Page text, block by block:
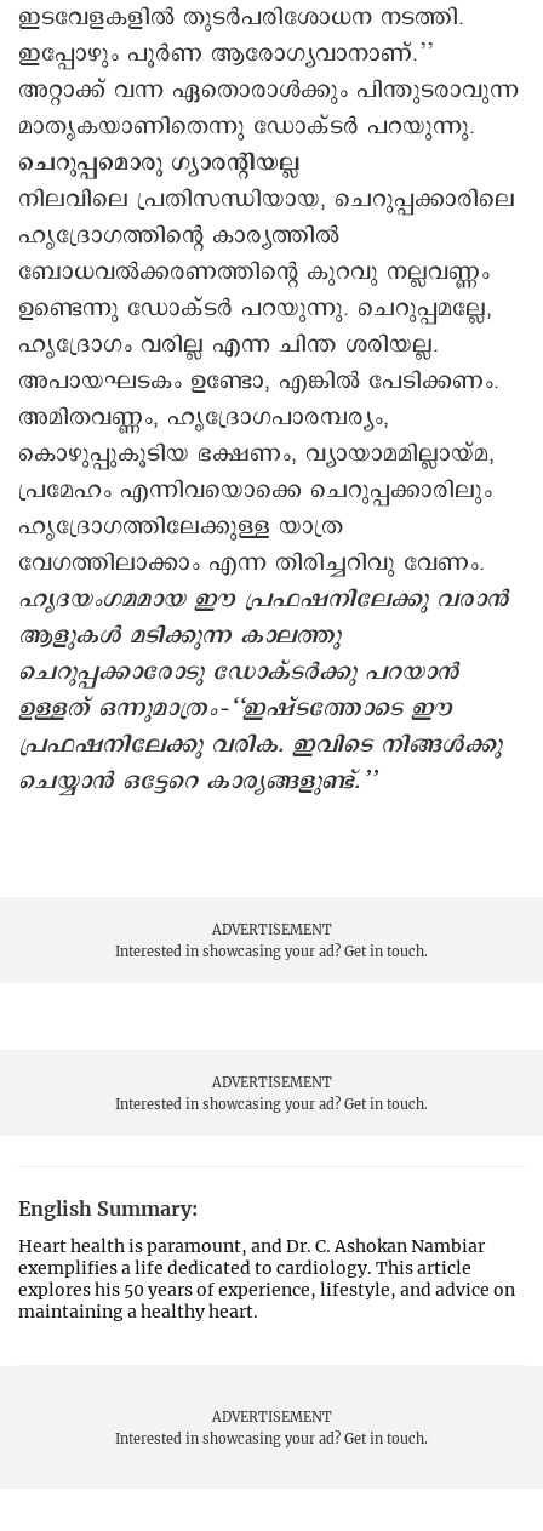
ഇടവേളകളിൽ തുടർപരിശോധന നടത്തി.
ഇപ്പോഴും പൂർണ ആരോഗ്യവാനാണ്.’’
അറ്റാക്ക് വന്ന ഏതൊരാൾക്കും പിന്തുടരാവുന്ന
മാതൃകയാണിതെന്നു ഡോക്ടർ പറയുന്നു.
ചെറുപ്പമൊരു ഗ്യാരന്റിയല്ല
നിലവിലെ പ്രതിസന്ധിയായ, ചെറുപ്പക്കാരിലെ
ഹൃദ്രോഗത്തിന്റെ കാര്യത്തിൽ
ബോധവൽക്കരണത്തിന്റെ കുറവു നല്ലവണ്ണം
ഉണ്ടെന്നു ഡോക്ടർ പറയുന്നു. ചെറുപ്പമല്ലേ,
ഹൃദ്രോഗം വരില്ല എന്ന ചിന്ത ശരിയല്ല.
അപായഘടകം ഉണ്ടോ, എങ്കിൽ പേടിക്കണം.
അമിതവണ്ണം, ഹൃദ്രോഗപാരമ്പര്യം,
കൊഴുപ്പുകൂടിയ ഭക്ഷണം, വ്യായാമമില്ലായ്മ,
പ്രമേഹം എന്നിവയൊക്കെ ചെറുപ്പക്കാരിലും
ഹൃദ്രോഗത്തിലേക്കുള്ള യാത്ര
വേഗത്തിലാക്കാം എന്ന തിരിച്ചറിവു വേണം.
ഹൃദയംഗമമായ ഈ പ്രഫഷനിലേക്കു വരാൻ
ആളുകൾ മടിക്കുന്ന കാലത്തു
ചെറുപ്പക്കാരോടു ഡോക്ടർക്കു പറയാൻ
ഉള്ളത് ഒന്നുമാത്രം–‘‘ഇഷ്ടത്തോടെ ഈ
പ്രഫഷനിലേക്കു വരിക. ഇവിടെ നിങ്ങൾക്കു
ചെയ്യാൻ ഒട്ടേറെ കാര്യങ്ങളുണ്ട്.’’
ADVERTISEMENT
Interested in showcasing your ad? Get in touch.
ADVERTISEMENT
Interested in showcasing your ad? Get in touch.
English Summary:
Heart health is paramount, and Dr. C. Ashokan Nambiar
exemplifies a life dedicated to cardiology. This article
explores his 50 years of experience, lifestyle, and advice on
maintaining a healthy heart.
ADVERTISEMENT
Interested in showcasing your ad? Get in touch.